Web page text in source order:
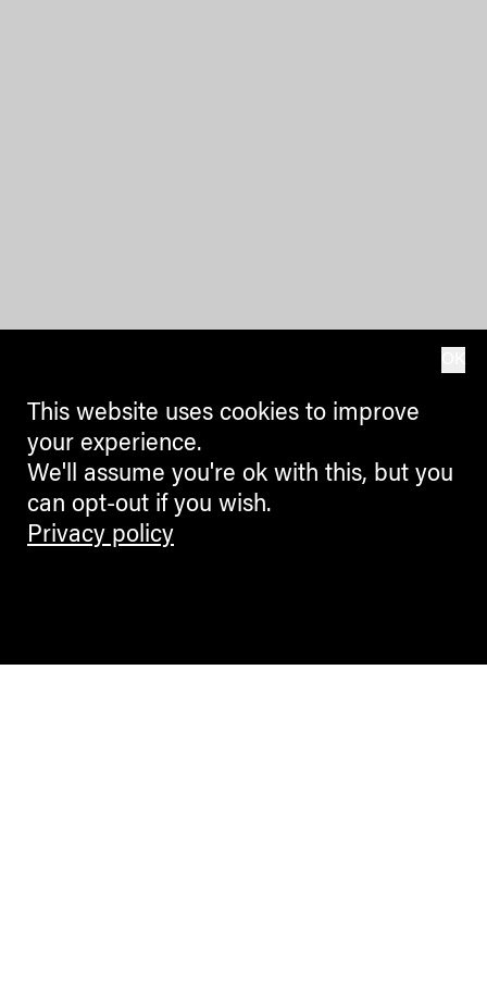
This website uses cookies to improve
your experience.
We'll assume you're ok with this, but you
can opt-out if you wish.
Privacy policy